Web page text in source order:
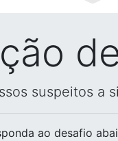
suspeitos a
ao desafio